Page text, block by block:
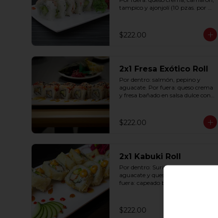
tampico y ajonjolí (10 pzas. por
$222.00
2x1 Fresa Exótico Roll
Por dentro: salmón, pepino y
aguacate. Por fuera: queso crema
y fresa bañado en salsa dulce con
$222.00
2x1 Kabuki Roll
Por dentro: Surimi, pepino,
aguacate y queso crema. Por
fuera: capeado bañado en salsa
$222.00